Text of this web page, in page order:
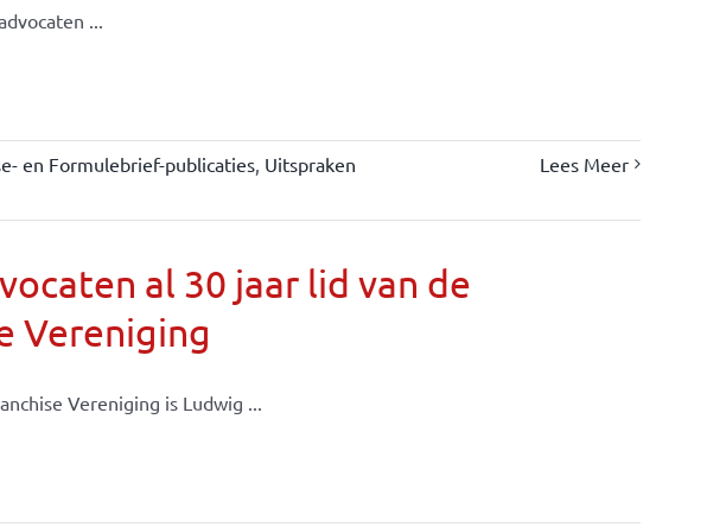
...
en Formulebrief-publicaties, Uitspraken
Lees Meer
al 30 jaar lid van de
Vereniging
Vereniging is Ludwig ...